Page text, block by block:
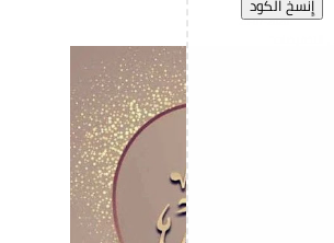
إِنسخ الكود
25-07-2026